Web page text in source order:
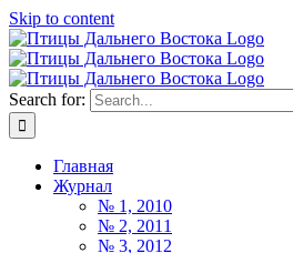
Skip to content
Search for:
Главная
Журнал
№ 1, 2010
№ 2, 2011
№ 3, 2012